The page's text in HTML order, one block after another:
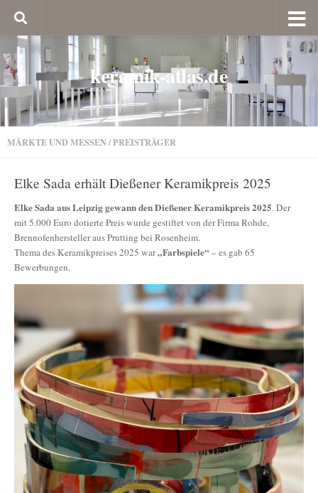
keramik-atlas.de
MÄRKTE UND MESSEN /PREISTRÄGER
Elke Sada erhält Dießener Keramikpreis 2025
Elke Sada aus Leipzig gewann den Dießener Keramikpreis 2025. Der
mit 5.000 Euro dotierte Preis wurde gestiftet von der Firma Rohde,
Brennofenhersteller aus Prutting bei Rosenheim.
Thema des Keramikpreises 2025 war„Farbspiele“– es gab 65
Bewerbungen.